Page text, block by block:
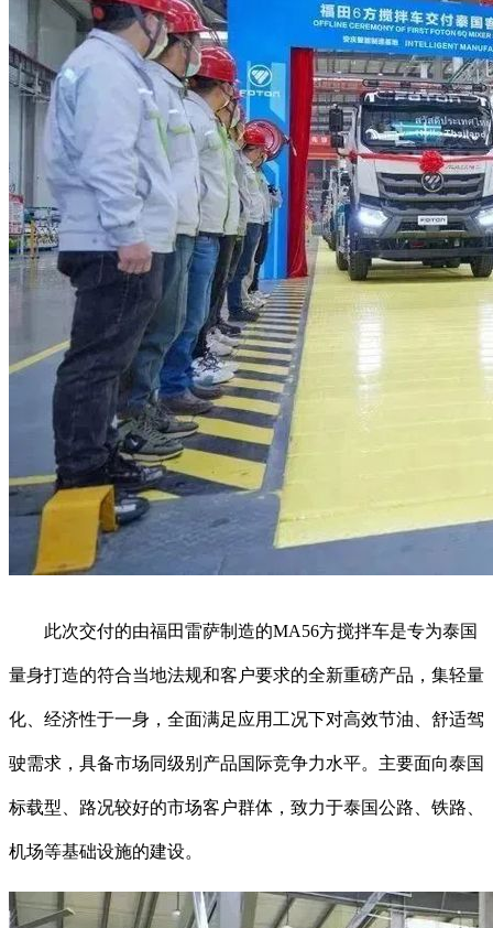
此次交付的由福田雷萨制造的MA56方搅拌车是专为泰国
量身打造的符合当地法规和客户要求的全新重磅产品，集轻量
化、经济性于一身，全面满足应用工况下对高效节油、舒适驾
驶需求，具备市场同级别产品国际竞争力水平。主要面向泰国
标载型、路况较好的市场客户群体，致力于泰国公路、铁路、
机场等基础设施的建设。